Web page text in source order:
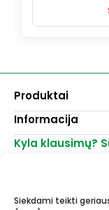
Siekdami teikti
Produktai
Dažai
Dekoravimui
Lakai, skiedikliai
Akvarelinis popierius
Informacija
Pirkimo taisyklės
Parduotuvės
Kyla klausimų?